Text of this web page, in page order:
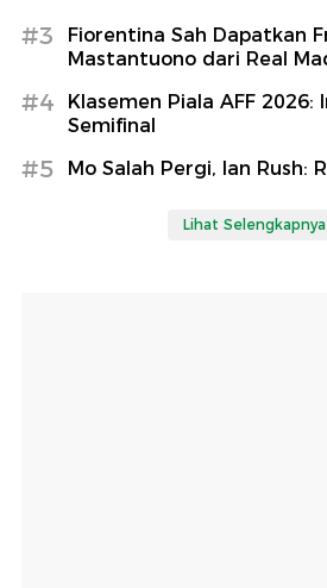
#3
Fiorentina Sah Dapatkan
Mastantuono dari Real
#4
Klasemen Piala AFF 2026:
Semifinal
#5 Mo Salah Pergi, Ian Rush:
Lihat Selengkapnya